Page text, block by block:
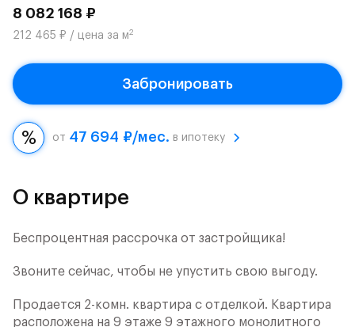
8 082 168 ₽
212 465 ₽ / цена за м2
Забронировать
от 47 694 ₽/мес. в ипотеку
О квартире
Беспроцентная рассрочка от застройщика!
Звоните сейчас, чтобы не упустить свою выгоду.
Продается 2-комн. квартира с отделкой. Квартира
расположена на 9 этаже 9 этажного монолитного